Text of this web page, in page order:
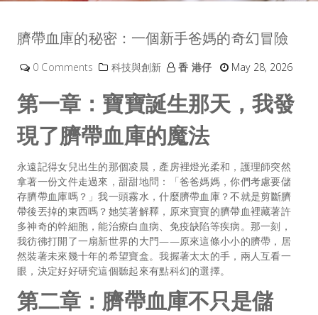
臍帶血庫的秘密：一個新手爸媽的奇幻冒險
0 Comments 科技與創新 香 港仔 May 28, 2026
第一章：寶寶誕生那天，我發
現了臍帶血庫的魔法
永遠記得女兒出生的那個凌晨，產房裡燈光柔和，護理師突然
拿著一份文件走過來，甜甜地問：「爸爸媽媽，你們考慮要儲
存臍帶血庫嗎？」我一頭霧水，什麼臍帶血庫？不就是剪斷臍
帶後丟掉的東西嗎？她笑著解釋，原來寶寶的臍帶血裡藏著許
多神奇的幹細胞，能治療白血病、免疫缺陷等疾病。那一刻，
我彷彿打開了一扇新世界的大門——原來這條小小的臍帶，居
然裝著未來幾十年的希望寶盒。我握著太太的手，兩人互看一
眼，決定好好研究這個聽起來有點科幻的選擇。
第二章：臍帶血庫不只是儲